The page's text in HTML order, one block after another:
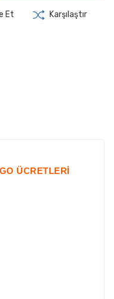
Et Karşılaştır
ÜCRETLERI